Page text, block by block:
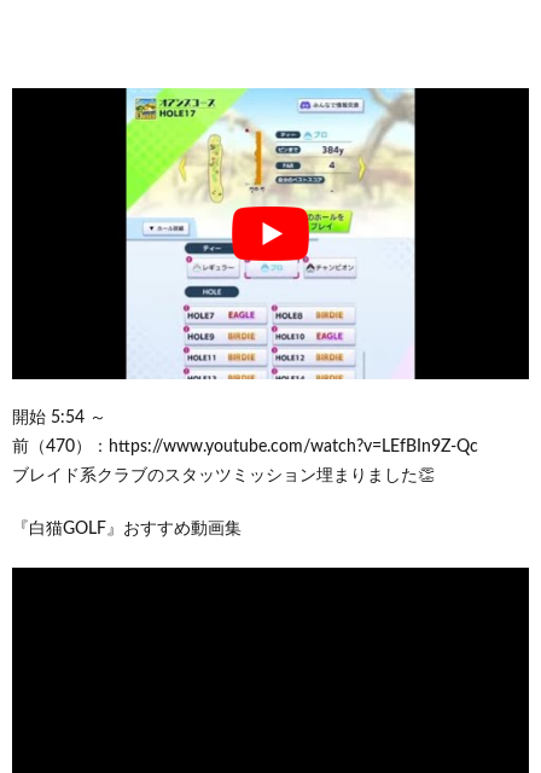
開始 5:54 ～
前（470）：https://www.youtube.com/watch?v=LEfBIn9Z-Qc
ブレイド系クラブのスタッツミッション埋まりました👏
『白猫GOLF』おすすめ動画集